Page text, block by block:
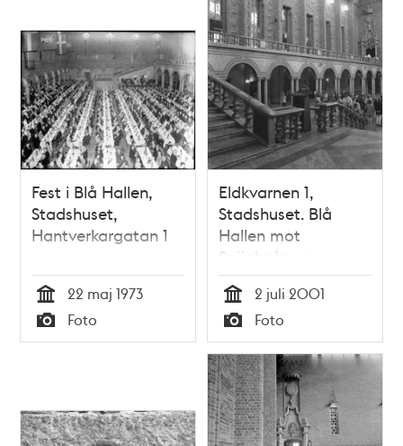
Fest i Blå Hallen,
Stadshuset,
Hantverkargatan 1
Tid
22 maj 1973
Typ
Foto
Eldkvarnen 1,
Stadshuset. Blå
Hallen mot
Snäckgången
Tid
2 juli 2001
Typ
Foto